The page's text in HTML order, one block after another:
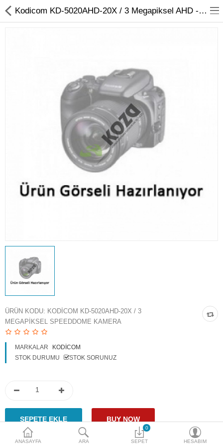
Hırsız Alarm Sistemleri
Yangın Alarm Sistemleri
PDKS Sistemleri
Aksesuarlar
Plaka Tanıma Sistemi
Ürün Güvenlik Sistemleri
Aksiyon Kameraları
Para Birimi
ANASAYFA ARA
0
SEPET HESABIM
Kodicom KD-5020AHD-20X / 3 Megapiksel AHD - TVI - IP Speed Dome Kamera
ÜRÜN KODU: KODICOM KD-5020AHD-20X / 3
MEGAPIKSEL SPEEDDOME KAMERA
MARKALAR
KODICOM
STOK DURUMU
STOK SORUNUZ